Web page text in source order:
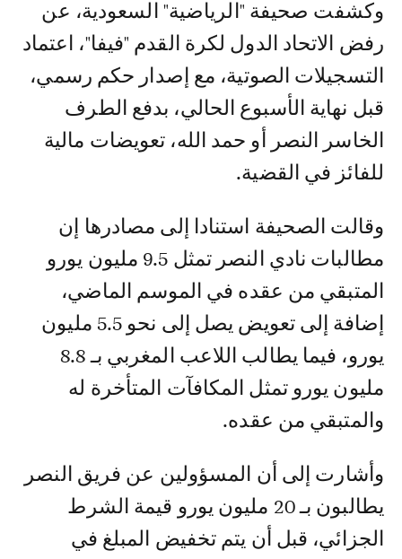
وكشفت صحيفة "الرياضية" السعودية، عن
رفض الاتحاد الدول لكرة القدم "فيفا"، اعتماد
التسجيلات الصوتية، مع إصدار حكم رسمي،
قبل نهاية الأسبوع الحالي، بدفع الطرف
الخاسر النصر أو حمد الله، تعويضات مالية
للفائز في القضية.
وقالت الصحيفة استنادا إلى مصادرها إن
مطالبات نادي النصر تمثل 9.5 مليون يورو
المتبقي من عقده في الموسم الماضي،
إضافة إلى تعويض يصل إلى نحو 5.5 مليون
يورو، فيما يطالب اللاعب المغربي بـ 8.8
مليون يورو تمثل المكافآت المتأخرة له
والمتبقي من عقده.
وأشارت إلى أن المسؤولين عن فريق النصر
يطالبون بـ 20 مليون يورو قيمة الشرط
الجزائي، قبل أن يتم تخفيض المبلغ في